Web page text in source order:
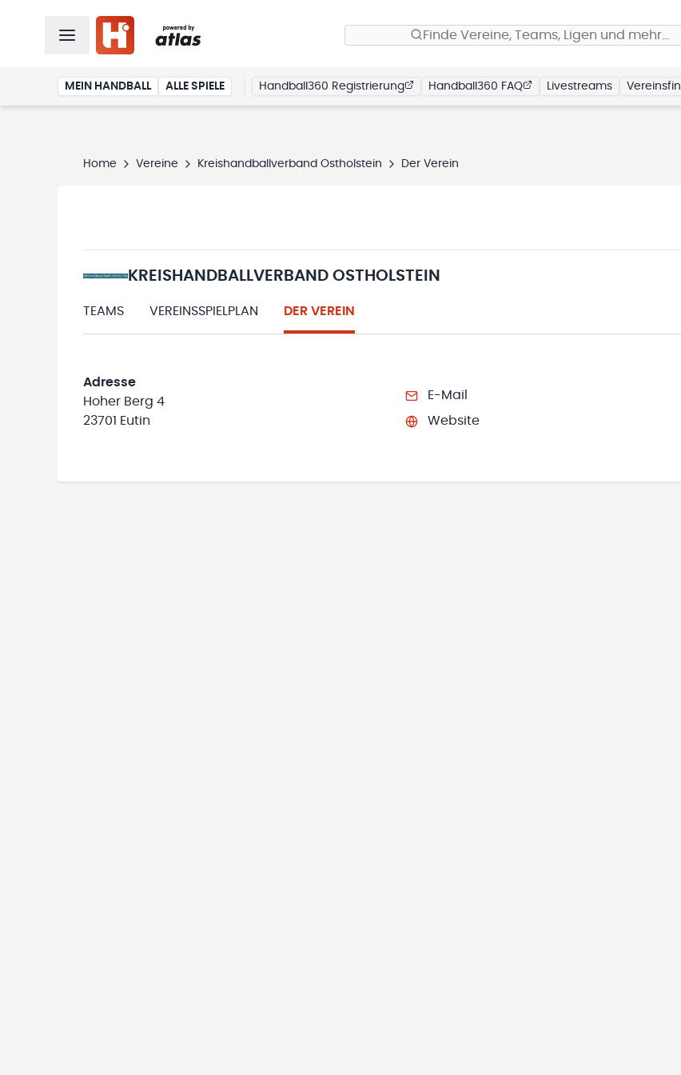
Finde Vereine, Teams, Ligen und mehr…
MEIN HANDBALL ALLE SPIELE Handball360 Registrierung Handball360 FAQ Livestreams
Home Vereine Kreishandballverband Ostholstein Der Verein
KREISHANDBALLVERBAND OSTHOLSTEIN
TEAMS VEREINSSPIELPLAN DER VEREIN
Adresse
Hoher Berg 4
23701 Eutin
E-Mail
Website